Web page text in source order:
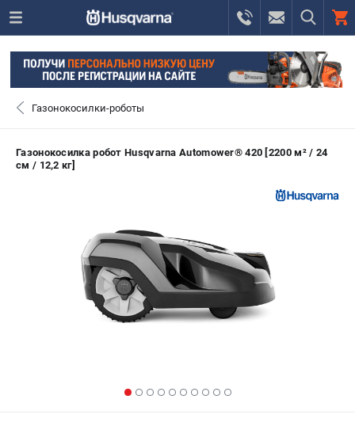
КАТАЛОГ
ВХОД ИЛИ РЕГИСТРАЦИЯ
+7 (8112) 59-12-69
0 ₽
Газонокосилки-роботы
Газонокосилка робот Husqvarna Automower® 420 [2200 м² / 24
см / 12,2 кг]